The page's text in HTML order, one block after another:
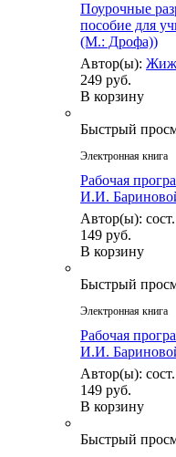
Поурочные
пособие для
(М.: Дрофа))
Автор(ы):
249 руб.
В корзину
Быстрый
Электронная книга
Рабочая
И.И.
Автор(ы):
149 руб.
В корзину
Быстрый
Электронная книга
Рабочая
И.И.
Автор(ы):
149 руб.
В корзину
Быстрый